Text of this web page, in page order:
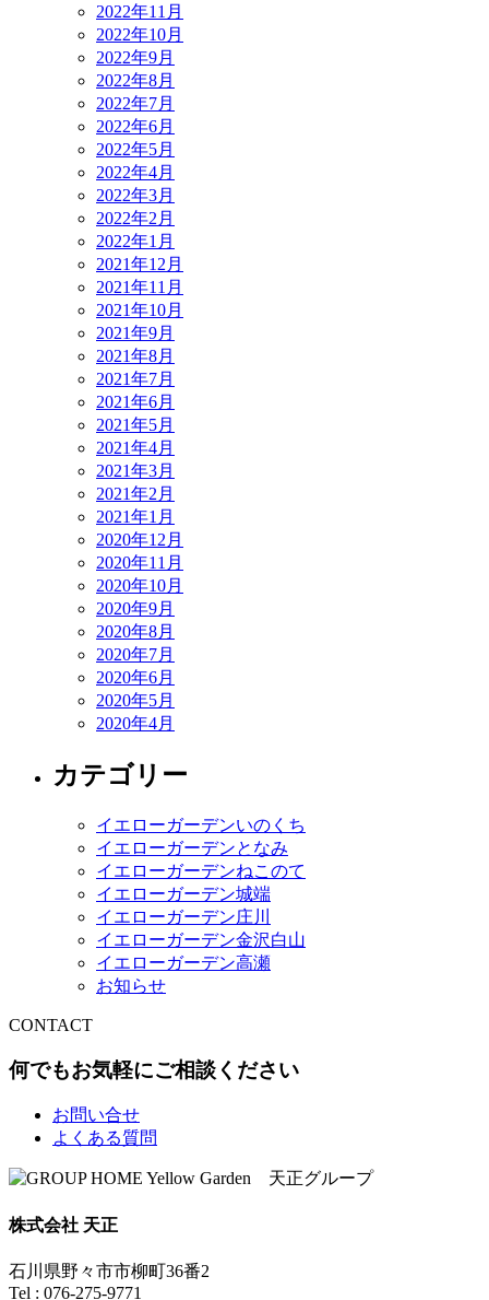
2022年11月
2022年10月
2022年9月
2022年8月
2022年7月
2022年6月
2022年5月
2022年4月
2022年3月
2022年2月
2022年1月
2021年12月
2021年11月
2021年10月
2021年9月
2021年8月
2021年7月
2021年6月
2021年5月
2021年4月
2021年3月
2021年2月
2021年1月
2020年12月
2020年11月
2020年10月
2020年9月
2020年8月
2020年7月
2020年6月
2020年5月
2020年4月
カテゴリー
イエローガーデンいのくち
イエローガーデンとなみ
イエローガーデンねこのて
イエローガーデン城端
イエローガーデン庄川
イエローガーデン金沢白山
イエローガーデン高瀬
お知らせ
CONTACT
何でもお気軽にご相談ください
お問い合せ
よくある質問
株式会社 天正
石川県野々市市柳町36番2
Tel : 076-275-9771